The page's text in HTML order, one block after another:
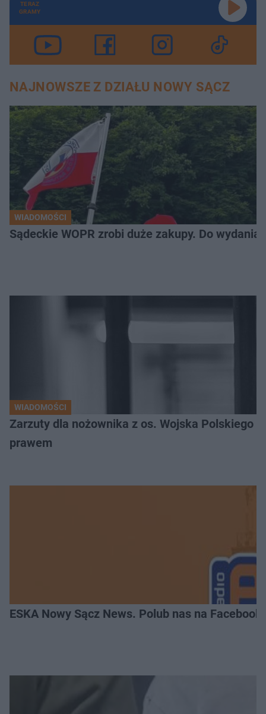
TERAZ
GRAMY
NAJNOWSZE Z DZIAŁU NOWY SĄCZ
WIADOMOŚCI
Sądeckie WOPR zrobi duże zakupy. Do wydania
WIADOMOŚCI
Zarzuty dla nożownika z os. Wojska Polskiego
prawem
ESKA Nowy Sącz News. Polub nas na